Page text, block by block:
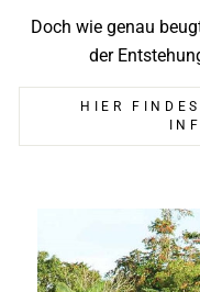
Doch wie genau
der
HIER